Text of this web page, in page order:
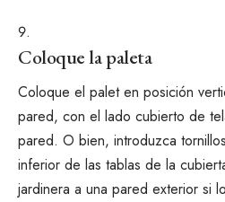
Coloque la paleta
Coloque el palet en posición
pared, con el lado cubierto de
pared. O bien, introduzca
inferior de las tablas de la
jardinera a una pared exterior si